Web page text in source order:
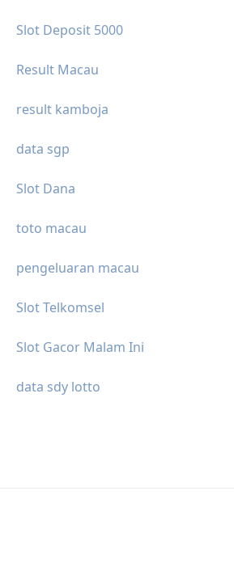
Slot Deposit 5000
Result Macau
result kamboja
data sgp
Slot Dana
toto macau
pengeluaran macau
Slot Telkomsel
Slot Gacor Malam Ini
data sdy lotto